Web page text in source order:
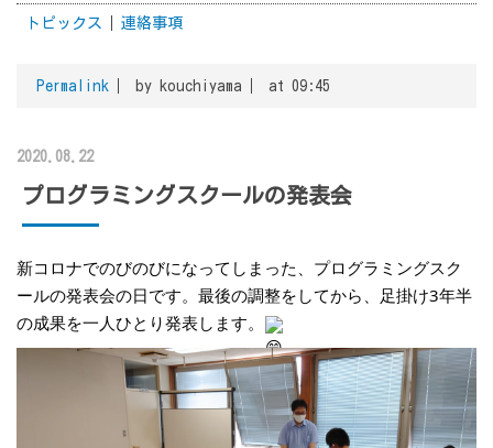
トピックス 連絡事項
Permalink by kouchiyama at 09:45
2020.08.22
プログラミングスクールの発表会
新コロナでのびのびになってしまった、プログラミングスク
ールの発表会の日です。最後の調整をしてから、足掛け3年半
の成果を一人ひとり発表します。